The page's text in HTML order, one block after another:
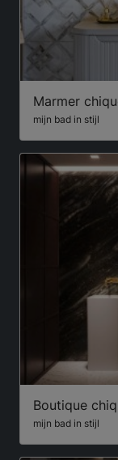
Marmer
mijn bad in stijl
Boutique
mijn bad in stijl